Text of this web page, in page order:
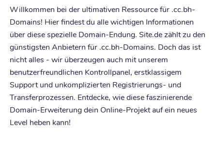
Willkommen bei der ultimativen Ressource für .cc.bh-
Domains! Hier findest du alle wichtigen Informationen
über diese spezielle Domain-Endung. Site.de zählt zu den
günstigsten Anbietern für .cc.bh-Domains. Doch das ist
nicht alles - wir überzeugen auch mit unserem
benutzerfreundlichen Kontrollpanel, erstklassigem
Support und unkomplizierten Registrierungs- und
Transferprozessen. Entdecke, wie diese faszinierende
Domain-Erweiterung dein Online-Projekt auf ein neues
Level heben kann!